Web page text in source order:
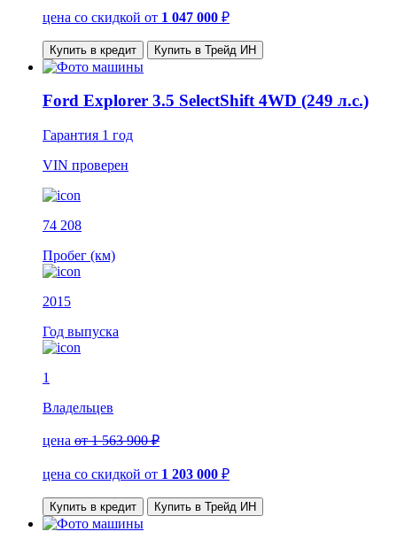
цена со скидкой от 1 047 000 ₽
Купить в кредит Купить в Трейд ИН
Ford Explorer 3.5 SelectShift 4WD (249 л.с.)
Гарантия 1 год
VIN проверен
74 208
Пробег (км)
2015
Год выпуска
1
Владельцев
цена от 1 563 900 ₽
цена со скидкой от 1 203 000 ₽
Купить в кредит Купить в Трейд ИН